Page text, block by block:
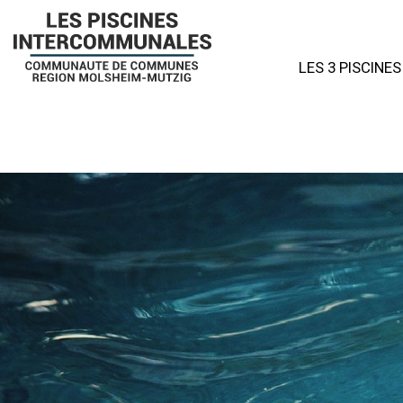
LES 3 PISCINES